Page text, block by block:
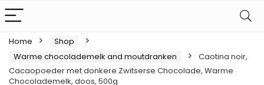
Home
Shop
Warme chocolademelk and moutdranken
Caotina noir,
Cacaopoeder met donkere Zwitserse Chocolade, Warme
Chocolademelk, doos, 500g